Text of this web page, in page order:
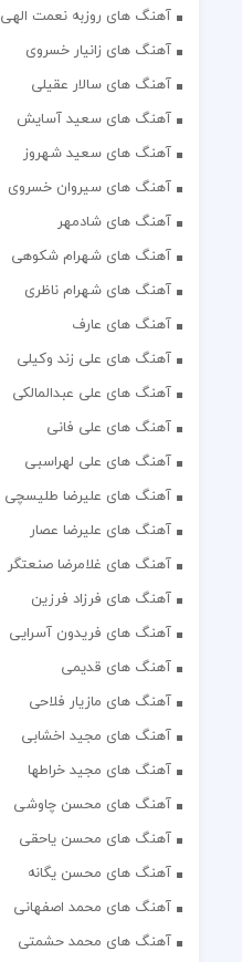
آهنگ های روزبه نعمت الهی
آهنگ های زانیار خسروی
آهنگ های سالار عقیلی
آهنگ های سعید آسایش
آهنگ های سعید شهروز
آهنگ های سیروان خسروی
آهنگ های شادمهر
آهنگ های شهرام شکوهی
آهنگ های شهرام ناظری
آهنگ های عارف
آهنگ های علی زند وکیلی
آهنگ های علی عبدالمالکی
آهنگ های علی فانی
آهنگ های علی لهراسبی
آهنگ های علیرضا طلیسچی
آهنگ های علیرضا عصار
آهنگ های غلامرضا صنعتگر
آهنگ های فرزاد فرزین
آهنگ های فریدون آسرایی
آهنگ های قدیمی
آهنگ های مازیار فلاحی
آهنگ های مجید اخشابی
آهنگ های مجید خراطها
آهنگ های محسن چاوشی
آهنگ های محسن یاحقی
آهنگ های محسن یگانه
آهنگ های محمد اصفهانی
آهنگ های محمد حشمتی